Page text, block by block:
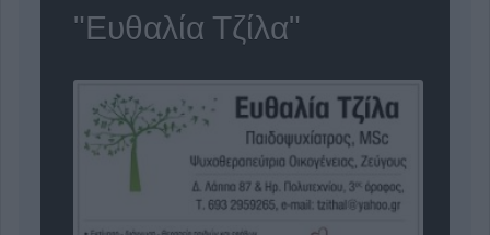
"Ευθαλία Τζίλα"